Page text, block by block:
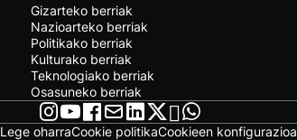
Gizarteko berriak
Nazioarteko berriak
Politikako berriak
Kulturako berriak
Teknologiako berriak
Osasuneko berriak
Lege oharraCookie politikaCookieen konfigurazioa